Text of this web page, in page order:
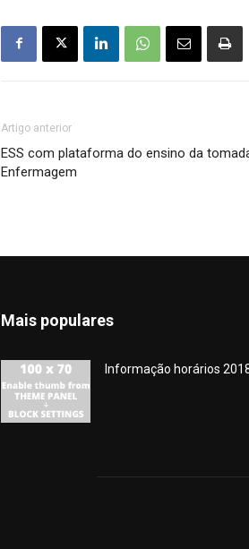
Artigo anterior
ESS com plataforma do ensino da
Enfermagem
Mais populares
Informação horários